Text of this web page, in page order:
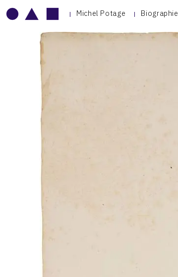
Michel Potage Biographie